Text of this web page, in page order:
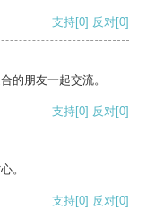
支持[0] 反对[0]
的朋友一起交流。
支持[0] 反对[0]
。
支持[0] 反对[0]